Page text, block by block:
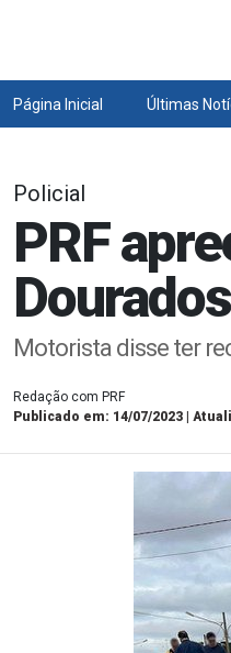
Página Inicial Últimas
Policial
PRF
Dourados
Motorista disse ter
Redação com PRF
Publicado em: 14/07/2023 |